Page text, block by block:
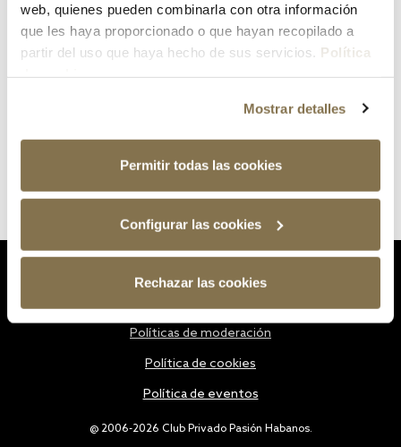
web, quienes pueden combinarla con otra información
que les haya proporcionado o que hayan recopilado a
partir del uso que haya hecho de sus servicios. Política
Mostrar detalles
Permitir todas las cookies
Configurar las cookies
Rechazar las cookies
@ 2006-2026 Club Privado Pasión Habanos.
Políticas de moderación
Política de cookies
Política de eventos